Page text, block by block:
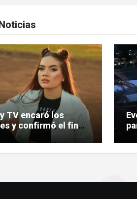
TV encaró los
y confirmó el fin